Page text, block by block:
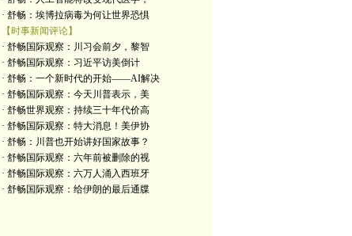
· 舒畅：埃博拉病毒为何让世界恐惧
【时事新闻评论】
· 舒畅国际观察：川习会前夕，黎智
· 舒畅国际观察：习近平访美倒计
· 舒畅：一个新时代的开始——AI解决
· 舒畅国际观察：今天川普表示，美
· 舒畅世界观察：持续三十年代价高
· 舒畅国际观察：特大消息！美伊协
· 舒畅：川普也开始讲好国家故事？
· 舒畅国际观察：六年前被删除的视
· 舒畅国际观察：六万人涌入西班牙
· 舒畅国际观察：给伊朗的最后通牒